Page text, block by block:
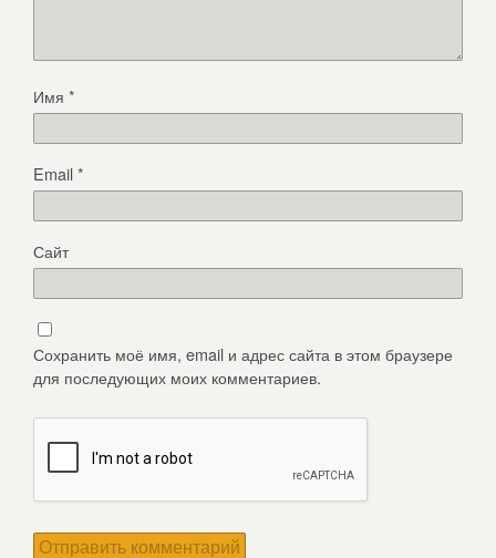
Имя *
Email*
Сайт
Сохранить моё имя, email и адрес сайта в этом браузере
для последующих моих комментариев.